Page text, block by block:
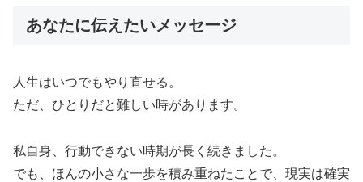
あなたに伝えたいメッセージ
人生はいつでもやり直せる。
ただ、ひとりだと難しい時があります。
私自身、行動できない時期が長く続きました。
でも、ほんの小さな一歩を積み重ねたことで、現実は確実